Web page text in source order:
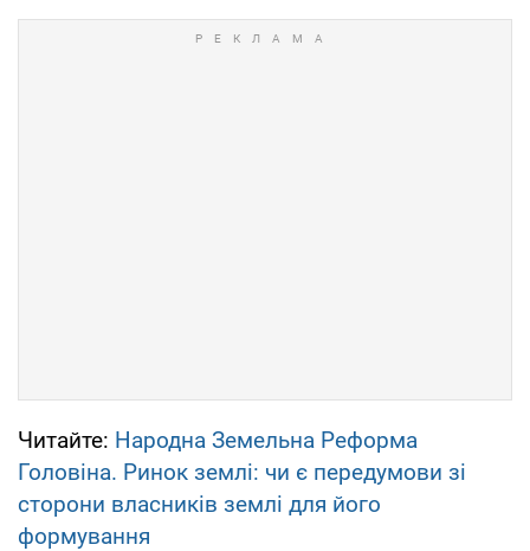
Читайте: Народна Земельна Реформа
Головіна. Ринок землі: чи є передумови зі
сторони власників землі для його
формування